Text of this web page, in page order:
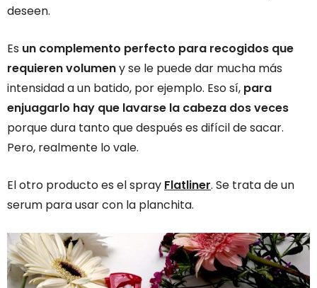
deseen.
Es un complemento perfecto para recogidos que
requieren volumeny se le puede dar mucha más
intensidad a un batido, por ejemplo. Eso sí, para
enjuagarlo hay que lavarse la cabeza dos veces
porque dura tanto que después es difícil de sacar.
Pero, realmente lo vale.
El otro producto es el spray Flatliner. Se trata de un
serum para usar con la planchita.